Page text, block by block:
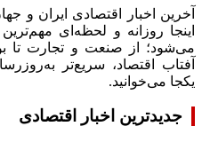
آخرین اخبار اقتصادی ایران و
اینجا روزانه و لحظه‌ای
می‌شود؛ از صنعت و تجارت تا
آفتاب اقتصاد، سریع‌تر
یکجا می‌خوانید.
جدیدترین اخبار اقتصادی